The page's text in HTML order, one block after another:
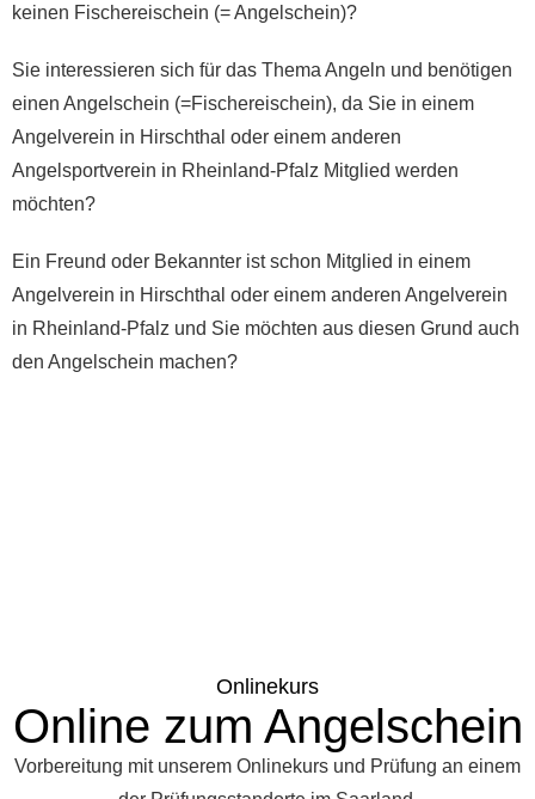
keinen Fischereischein (= Angelschein)?
Sie interessieren sich für das Thema Angeln und benötigen
einen Angelschein (=Fischereischein), da Sie in einem
Angelverein in Hirschthal oder einem anderen
Angelsportverein in Rheinland-Pfalz Mitglied werden
möchten?
Ein Freund oder Bekannter ist schon Mitglied in einem
Angelverein in Hirschthal oder einem anderen Angelverein
in Rheinland-Pfalz und Sie möchten aus diesen Grund auch
den Angelschein machen?
Onlinekurs
Online zum Angelschein
Vorbereitung mit unserem Onlinekurs und Prüfung an einem